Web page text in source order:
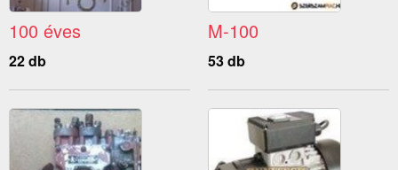
100 éves
22 db
M-100
53 db